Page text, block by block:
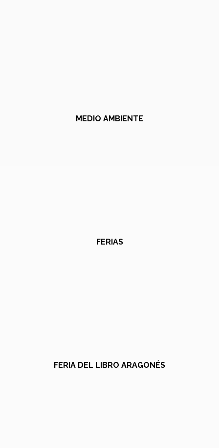
MEDIO AMBIENTE
FERIAS
FERIA DEL LIBRO ARAGONÉS